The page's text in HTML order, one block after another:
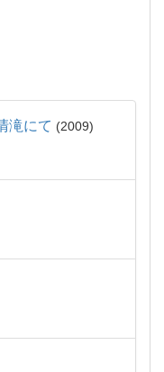
滝にて 2009